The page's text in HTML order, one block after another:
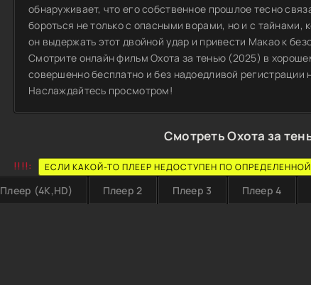
обнаруживает, что его собственное прошлое тесно
бороться не только с опасными ворами, но и с тайнами,
он выдержать этот двойной удар и привести Макао к
Смотрите онлайн фильм Охота за тенью (2025) в
совершенно бесплатно и без надоедливой регистрации
Наслаждайтесь просмотром!
Смотреть Охота за
!!!!: ЕСЛИ КАКОЙ-ТО ПЛЕЕР НЕДОСТУПЕН ПО
Плеер (4K,HD) Плеер 2 Плеер 3 Плеер 4